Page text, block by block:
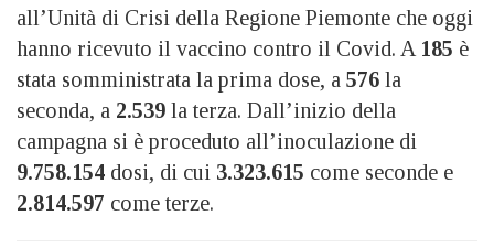
all’Unità di Crisi della Regione Piemonte che oggi
hanno ricevuto il vaccino contro il Covid. A 185 è
stata somministrata la prima dose, a 576 la
seconda, a 2.539 la terza. Dall’inizio della
campagna si è proceduto all’inoculazione di
9.758.154 dosi, di cui 3.323.615 come seconde e
2.814.597 come terze.